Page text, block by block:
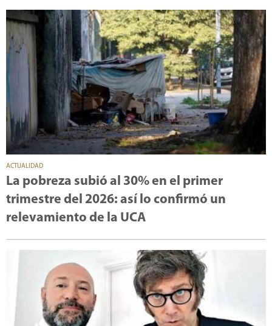
ACTUALIDAD
La pobreza subió al 30% en el primer
trimestre del 2026: así lo confirmó un
relevamiento de la UCA